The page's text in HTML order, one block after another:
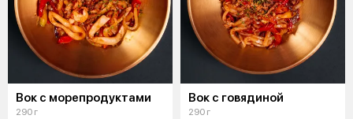
Вок с морепродуктами
290 г
Вок с говядиной
290 г